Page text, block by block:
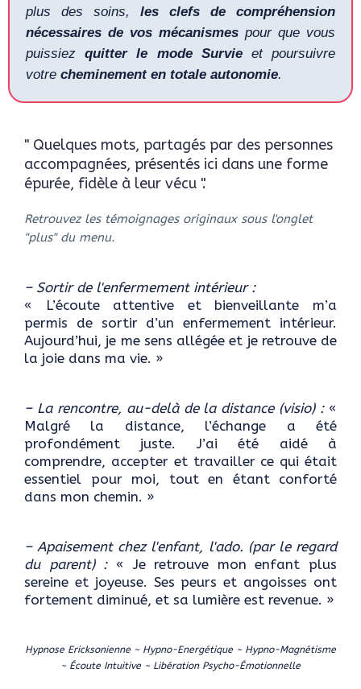
plus des soins, les clefs de compréhension
nécessaires de vos mécanismes pour que vous
puissiezquitter le mode Survieet poursuivre
votre cheminement en totale autonomie.
" Quelques mots, partagés par des personnes
accompagnées, présentés ici dans une forme
épurée, fidèle à leur vécu ".
Retrouvez les témoignages originaux sous l'onglet
"plus" du menu.
– Sortir de l'enfermement intérieur :
« L’écoute attentive et bienveillante m’a
permis de sortir d’un enfermement intérieur.
Aujourd’hui, je me sens allégée et je retrouve de
la joie dans ma vie. »
– La rencontre, au-delà de la distance (visio) : «
Malgré la distance, l’échange a été
profondément juste. J’ai été aidé à
comprendre, accepter et travailler ce qui était
essentiel pour moi, tout en étant conforté
dans mon chemin. »
– Apaisement chez l'enfant, l'ado. (par le regard
du parent) :« Je retrouve mon enfant plus
sereine et joyeuse. Ses peurs et angoisses ont
fortement diminué, et sa lumière est revenue. »
Hypnose Ericksonienne ~ Hypno-Energétique ~ Hypno-Magnétisme
~ Écoute Intuitive ~ Libération Psycho-Émotionnelle